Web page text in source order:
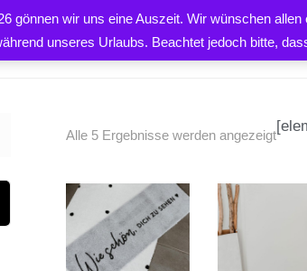
gönnen wir uns eine Auszeit. Wir wünschen
unseres Urlaubs. Beachtet jedoch bitte,
PRODUKTE
Alle 5 Ergebnisse werden angezeigt
SUCHEN